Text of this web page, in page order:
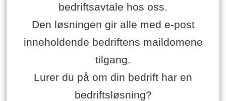
bedriftsavtale hos oss.
Den løsningen gir alle med e-post
inneholdende bedriftens maildomene
tilgang.
Lurer du på om din bedrift har en
bedriftsløsning?